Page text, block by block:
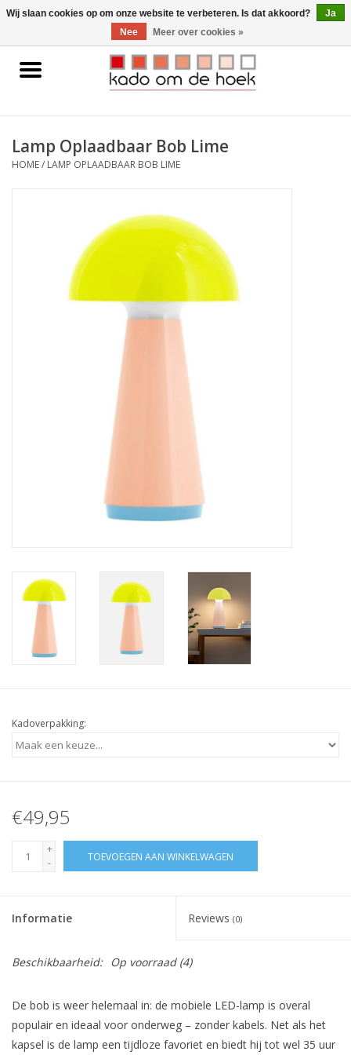
0 Artikelen - €0,00
Home
Gadgets
Lamp Oplaadbaar Bob Lime
HOME/ LAMP OPLAADBAAR BOB LIME
Kadoverpakking:
€49,95
+
-
TOEVOEGEN AAN WINKELWAGEN
Informatie Reviews (0)
Beschikbaarheid: Op voorraad(4)
De bob is weer helemaal in: de mobiele LED-lamp is overal
populair en ideaal voor onderweg – zonder kabels. Net als het
kapsel is de lamp een tijdloze favoriet en biedt hij tot wel 35 uur
Wij slaan cookies op om onze website te verbeteren. Is dat akkoord?
Ja
Nee
Meer over cookies »